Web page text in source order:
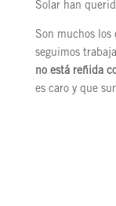
Solar han
Son muchos los
seguimos
no está reñida
es caro y que